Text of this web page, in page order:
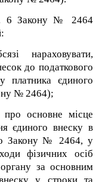
6 Закону № 2464
нараховувати,
до податкового
платника єдиного
№ 2464);
про основне місце
єдиного внеску в
Закону № 2464, у
фізичних осіб
за основним